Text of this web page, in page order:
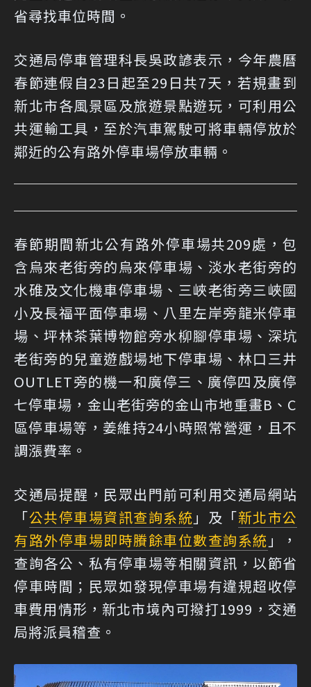
省尋找車位時間。
交通局停車管理科長吳政諺表示，今年農曆
春節連假自23日起至29日共7天，若規畫到
新北市各風景區及旅遊景點遊玩，可利用公
共運輸工具，至於汽車駕駛可將車輛停放於
鄰近的公有路外停車場停放車輛。
春節期間新北公有路外停車場共209處，包
含烏來老街旁的烏來停車場、淡水老街旁的
水碓及文化機車停車場、三峽老街旁三峽國
小及長福平面停車場、八里左岸旁龍米停車
場、坪林茶葉博物館旁水柳腳停車場、深坑
老街旁的兒童遊戲場地下停車場、林口三井
OUTLET旁的機一和廣停三、廣停四及廣停
七停車場，金山老街旁的金山市地重畫B、C
區停車場等，姜維持24小時照常營運，且不
調漲費率。
交通局提醒，民眾出門前可利用交通局網站
「公共停車場資訊查詢系統 」及「新北市公
有路外停車場即時賸餘車位數查詢系統 」，
查詢各公、私有停車場等相關資訊，以節省
停車時間；民眾如發現停車場有違規超收停
車費用情形，新北市境內可撥打1999，交通
局將派員稽查。